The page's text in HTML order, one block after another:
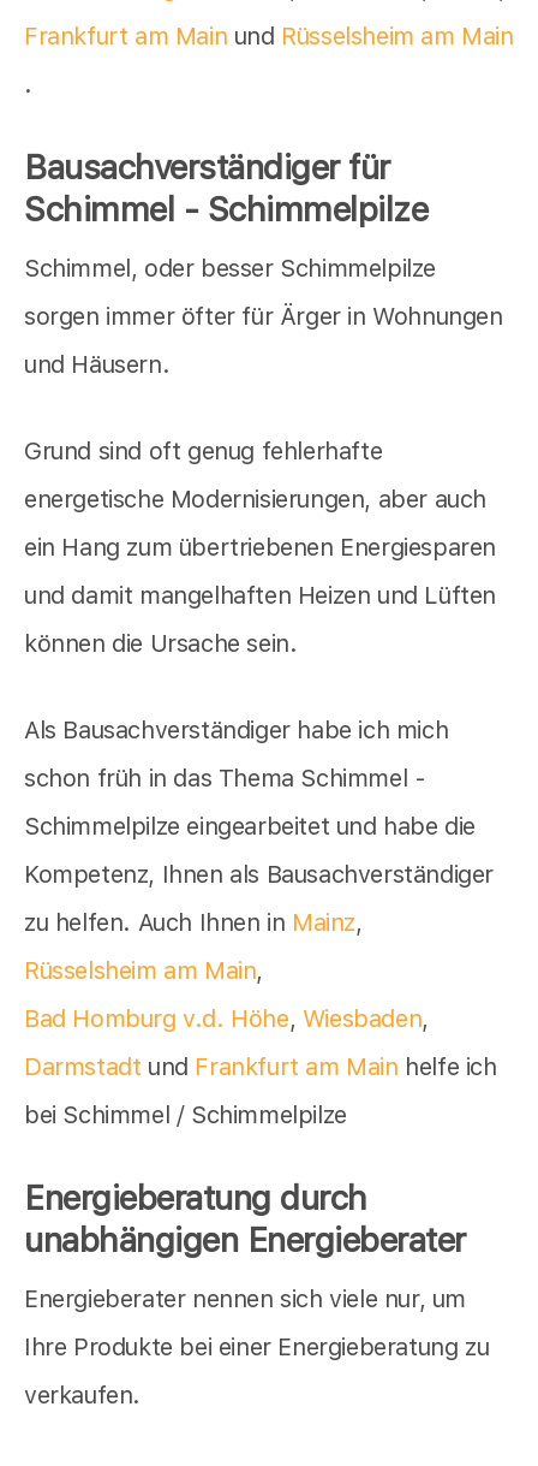
Frankfurt am Main und Rüsselsheim am Main
.
Bausachverständiger für
Schimmel - Schimmelpilze
Schimmel, oder besser Schimmelpilze
sorgen immer öfter für Ärger in Wohnungen
und Häusern.
Grund sind oft genug fehlerhafte
energetische Modernisierungen, aber auch
ein Hang zum übertriebenen Energiesparen
und damit mangelhaften Heizen und Lüften
können die Ursache sein.
Als Bausachverständiger habe ich mich
schon früh in das Thema Schimmel -
Schimmelpilze eingearbeitet und habe die
Kompetenz, Ihnen als Bausachverständiger
zu helfen. Auch Ihnen in Mainz,
Rüsselsheim am Main,
Bad Homburg v.d. Höhe, Wiesbaden,
Darmstadt und Frankfurt am Main helfe ich
bei Schimmel / Schimmelpilze
Energieberatung durch
unabhängigen Energieberater
Energieberater nennen sich viele nur, um
Ihre Produkte bei einer Energieberatung zu
verkaufen.